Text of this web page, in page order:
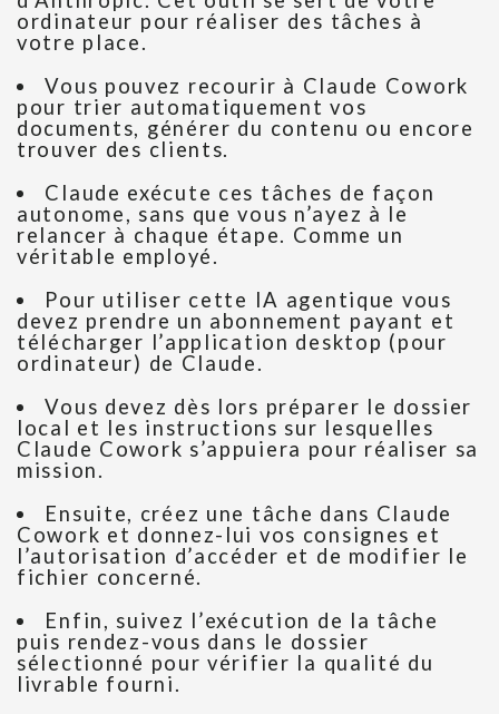
ordinateur pour réaliser des tâches à
votre place.
Vous pouvez recourir à Claude Cowork
pour trier automatiquement vos
documents, générer du contenu ou encore
trouver des clients.
Claude exécute ces tâches de façon
autonome, sans que vous n’ayez à le
relancer à chaque étape. Comme un
véritable employé.
Pour utiliser cette IA agentique vous
devez prendre un abonnement payant et
télécharger l’application desktop (pour
ordinateur) de Claude.
Vous devez dès lors préparer le dossier
local et les instructions sur lesquelles
Claude Cowork s’appuiera pour réaliser sa
mission.
Ensuite, créez une tâche dans Claude
Cowork et donnez-lui vos consignes et
l’autorisation d’accéder et de modifier le
fichier concerné.
Enfin, suivez l’exécution de la tâche
puis rendez-vous dans le dossier
sélectionné pour vérifier la qualité du
livrable fourni.